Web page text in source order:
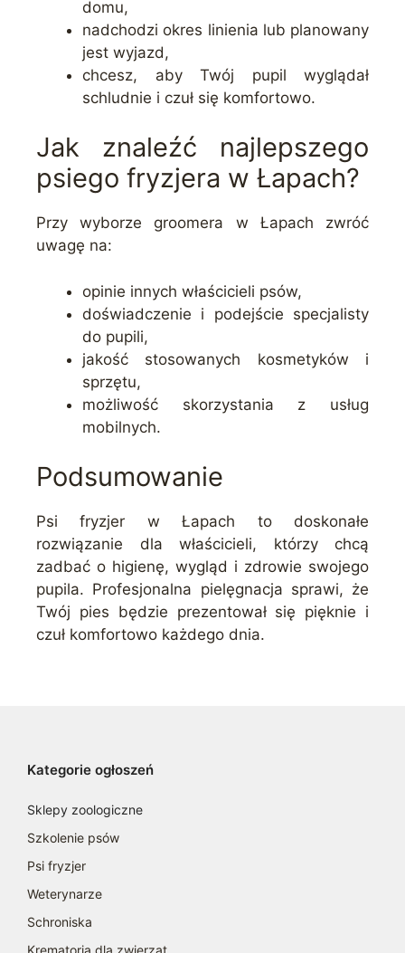
domu,
nadchodzi okres linienia lub planowany
jest wyjazd,
chcesz, aby Twój pupil wyglądał
schludnie i czuł się komfortowo.
Jak znaleźć najlepszego
psiego fryzjera w Łapach?
Przy wyborze groomera w Łapach zwróć
uwagę na:
opinie innych właścicieli psów,
doświadczenie i podejście specjalisty
do pupili,
jakość stosowanych kosmetyków i
sprzętu,
możliwość skorzystania z usług
mobilnych.
Podsumowanie
Psi fryzjer w Łapach to doskonałe
rozwiązanie dla właścicieli, którzy chcą
zadbać o higienę, wygląd i zdrowie swojego
pupila. Profesjonalna pielęgnacja sprawi, że
Twój pies będzie prezentował się pięknie i
czuł komfortowo każdego dnia.
Kategorie ogłoszeń
Sklepy zoologiczne
Szkolenie psów
Psi fryzjer
Weterynarze
Schroniska
Krematoria dla zwierząt